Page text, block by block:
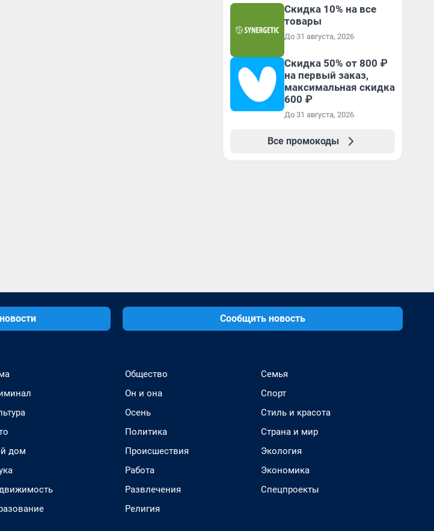
Скидка 10% на все
товары
До 31 августа, 2026
Скидка 50% от 800 ₽
на первый заказ,
максимальная скидка
600 ₽
До 31 августа, 2026
Все промокоды
Сообщить новость
дом
Общество
Он и она
Осень
Политика
Происшествия
Работа
Развлечения
Религия
Семья
Спорт
Стиль и красота
Страна и мир
Экология
Экономика
Спецпроекты